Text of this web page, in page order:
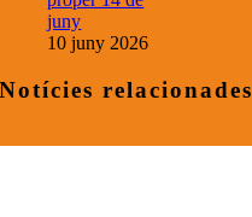
juny
10 juny 2026
Notícies relacionades